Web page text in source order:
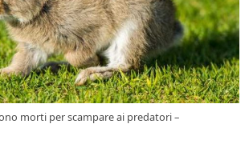
morti per scampare ai predatori –